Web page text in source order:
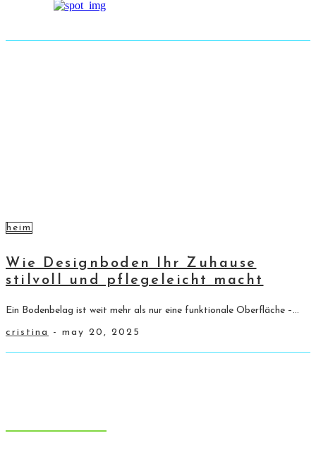
heim
Wie Designboden Ihr Zuhause
stilvoll und pflegeleicht macht
Ein Bodenbelag ist weit mehr als nur eine funktionale Oberfläche –...
cristina - may 20, 2025